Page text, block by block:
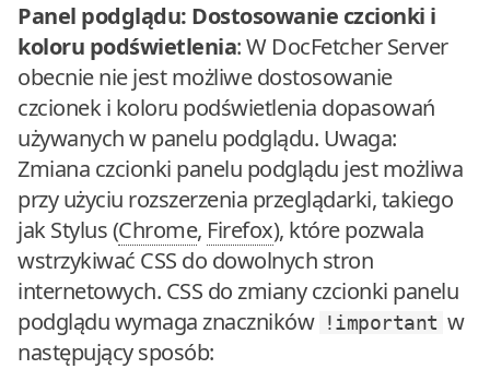
Panel podglądu: Dostosowanie czcionki i
koloru podświetlenia: W DocFetcher Server
obecnie nie jest możliwe dostosowanie
czcionek i koloru podświetlenia dopasowań
używanych w panelu podglądu. Uwaga:
Zmiana czcionki panelu podglądu jest możliwa
przy użyciu rozszerzenia przeglądarki, takiego
jak Stylus (Chrome, Firefox), które pozwala
wstrzykiwać CSS do dowolnych stron
internetowych. CSS do zmiany czcionki panelu
podglądu wymaga znaczników !important w
następujący sposób: